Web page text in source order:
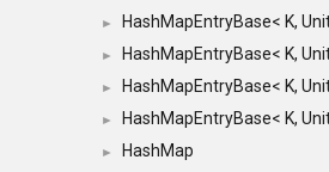
► HashMapEntryBase< K,
► HashMapEntryBase< K,
► HashMapEntryBase< K,
► HashMapEntryBase< K,
► HashMap